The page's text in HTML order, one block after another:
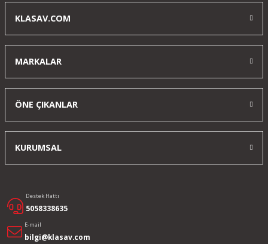
KLASAV.COM
MARKALAR
ÖNE ÇIKANLAR
KURUMSAL
Destek Hattı
5058338635
E-mail
bilgi@klasav.com